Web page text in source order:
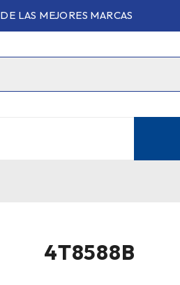
DE LAS MEJORES MARCAS
4T8588B